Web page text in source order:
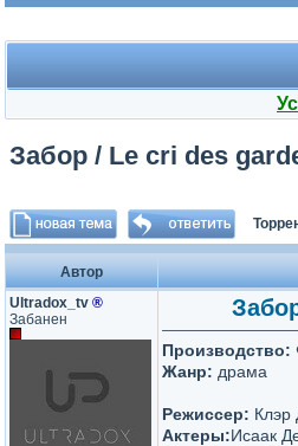
Забор / Le cri des
Автор
Ultradox_tv ®
Забанен
Производство:
Жанр: драма
Режиссер: Клэр
Актеры:Исаак